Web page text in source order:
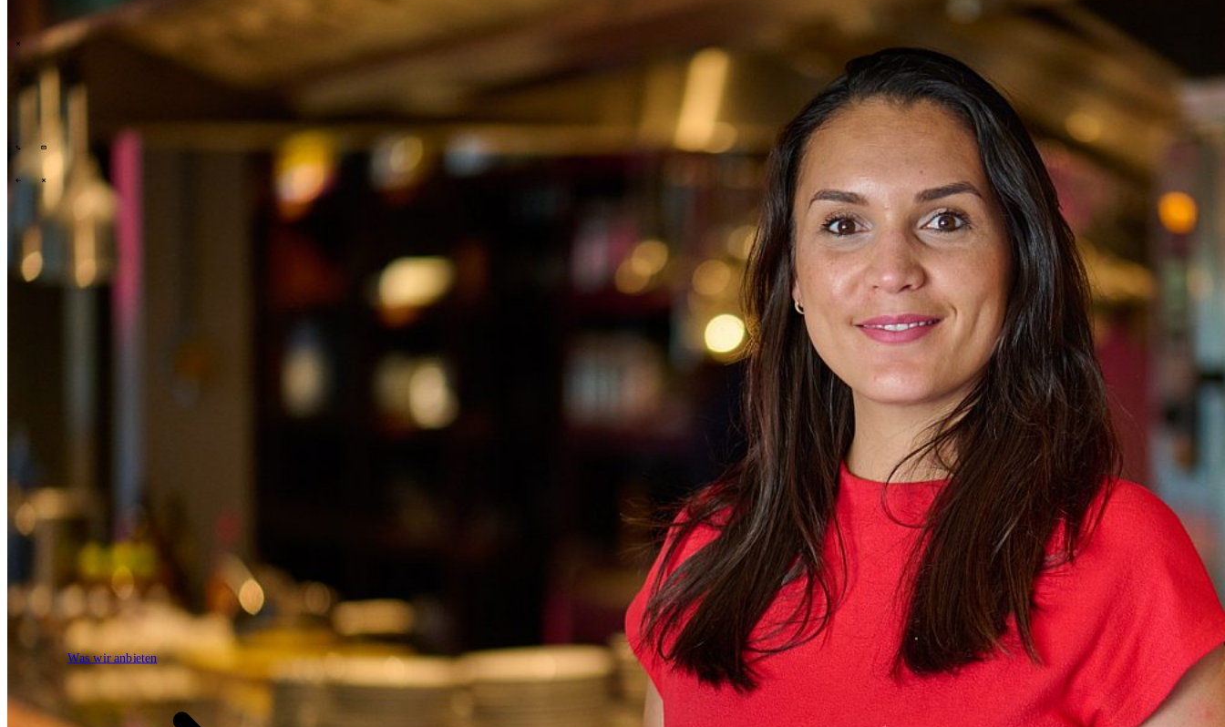
Was wir anbieten
open.search
Was wir anbieten Unsere Arbeitsweise Erkenntnisse Branchen Technologiepartner Wer wir sind 62 Contact
\
Was wir anbieten